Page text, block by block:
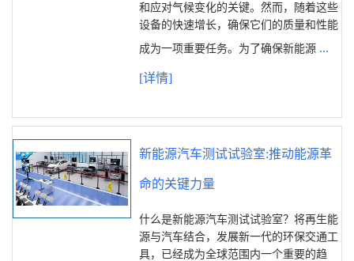
和应对气候变化的关键。然而，随着这些
设备的快速增长，确保它们的质量和性能
成为一项重要任务。为了确保新能源 ...
[详情]
新能源汽车测试试验室:推动能源革
命的关键力量
什么是新能源汽车测试试验室？将再生能
源与汽车结合，发展新一代的环保交通工
具，已经成为全球范围内一个重要的趋